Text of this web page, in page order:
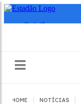
HOME NOTÍCIAS